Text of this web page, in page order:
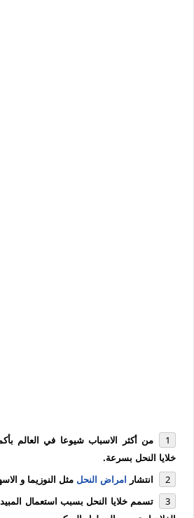
من أكثر الاسباب شيوعا في العالم
خلايا النحل بسرعة.
انتشار امراض النحل مثل النوزيما و
تسمم خلايا النحل بسبب استعمال